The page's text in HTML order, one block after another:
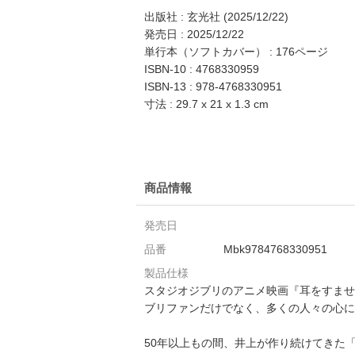
出版社 : 玄光社 (2025/12/22)
発売日 : 2025/12/22
単行本（ソフトカバー） : 176ページ
ISBN-10 : 4768330959
ISBN-13 : 978-4768330951
寸法 : 29.7 x 21 x 1.3 cm
商品情報
発売日
品番
Mbk9784768330951
製品仕様
スタジオジブリのアニメ映画『耳をすま
ブリファンだけでなく、多くの人々の心
50年以上もの間、井上が作り続けてきた